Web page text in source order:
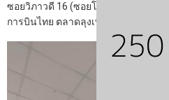
ซอยวิภาวดี 16 (ซอยโชคชัยร่วมมิตร)
การบินไทย ตลาดลุงเพิ่ม เซ็นทรัลลาดพ